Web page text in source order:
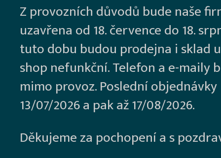
Z provozních důvodů bude naše
uzavřena od 18. července do 18.
tuto dobu budou prodejna i sklad
shop nefunkční. Telefon a e-maily
mimo provoz. Poslední
13/07/2026 a pak až 17/08/2026.
Děkujeme za pochopení a s